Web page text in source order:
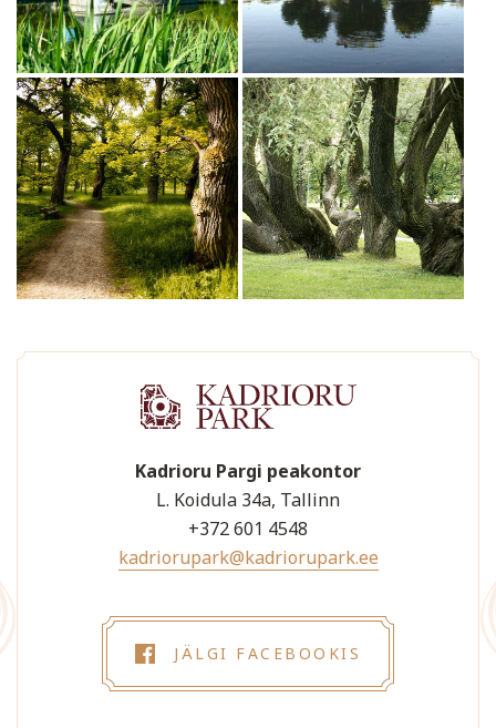
Kadrioru Pargi peakontor
L. Koidula 34a, Tallinn
+372 601 4548
kadriorupark@kadriorupark.ee
JÄLGI FACEBOOKIS